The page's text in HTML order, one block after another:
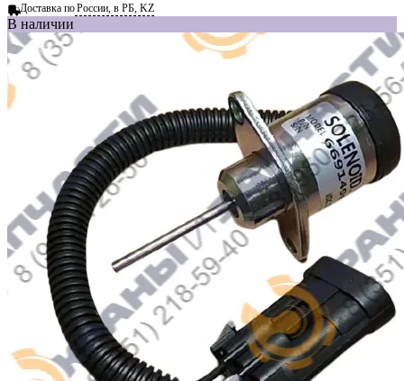
Доставка поРоссии, в РБ, KZ
В наличии